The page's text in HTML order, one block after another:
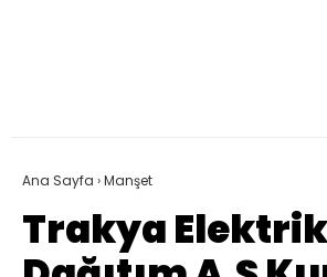
Ana Sayfa ›Manşet
Trakya Elektrik